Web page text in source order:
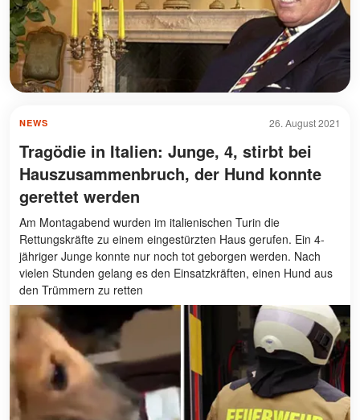
26. August 2021
NEWS
Tragödie in Italien: Junge, 4, stirbt bei
Hauszusammenbruch, der Hund konnte
gerettet werden
Am Montagabend wurden im italienischen Turin die
Rettungskräfte zu einem eingestürzten Haus gerufen. Ein 4-
jähriger Junge konnte nur noch tot geborgen werden. Nach
vielen Stunden gelang es den Einsatzkräften, einen Hund aus
den Trümmern zu retten